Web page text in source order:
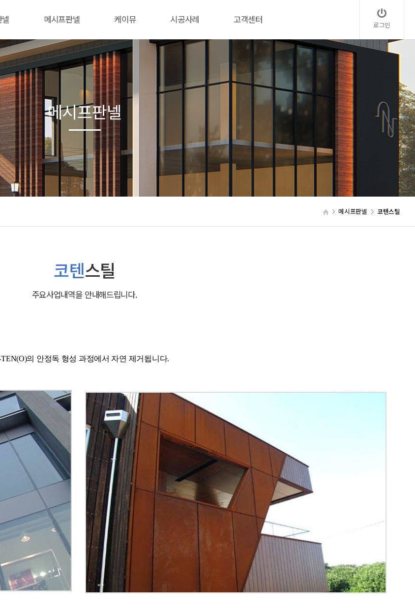
메시프판넬 케이뮤 시공사례 고객센터 로그인
메시프판넬 코텐스틸
메시프판넬
코텐스틸
주요사업내역을 안내해드립니다.
의 안정독 형성 과정에서 자연 제거됩니다.